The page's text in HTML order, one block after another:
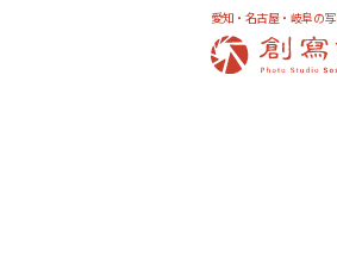
愛知・名古屋・岐阜の